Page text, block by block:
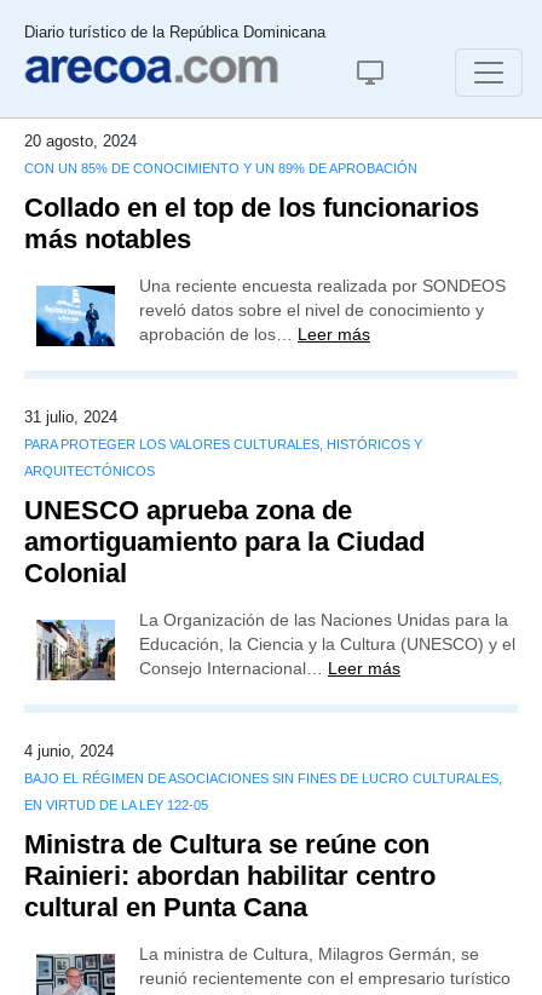
Diario turístico de la República Dominicana
20 agosto, 2024
CON UN 85% DE CONOCIMIENTO Y UN 89% DE APROBACIÓN
Collado en el top de los funcionarios
más notables
Una reciente encuesta realizada por SONDEOS
reveló datos sobre el nivel de conocimiento y
aprobación de los… Leer más
31 julio, 2024
PARA PROTEGER LOS VALORES CULTURALES, HISTÓRICOS Y
ARQUITECTÓNICOS
UNESCO aprueba zona de
amortiguamiento para la Ciudad
Colonial
La Organización de las Naciones Unidas para la
Educación, la Ciencia y la Cultura (UNESCO) y el
Consejo Internacional… Leer más
4 junio, 2024
BAJO EL RÉGIMEN DE ASOCIACIONES SIN FINES DE LUCRO CULTURALES,
EN VIRTUD DE LA LEY 122-05
Ministra de Cultura se reúne con
Rainieri: abordan habilitar centro
cultural en Punta Cana
La ministra de Cultura, Milagros Germán, se
reunió recientemente con el empresario turístico